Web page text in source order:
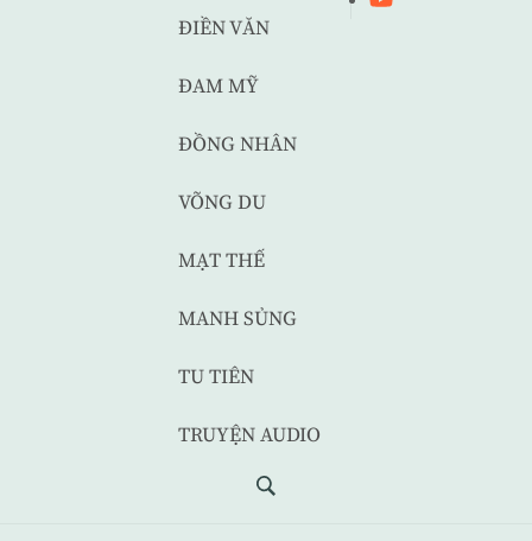
ĐIỀN VĂN
ĐAM MỸ
ĐỒNG NHÂN
VÕNG DU
MẠT THẾ
MANH SỦNG
TU TIÊN
TRUYỆN AUDIO